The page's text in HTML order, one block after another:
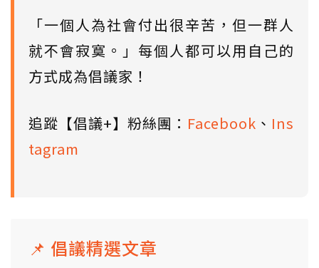
「一個人為社會付出很辛苦，但一群人
就不會寂寞。」每個人都可以用自己的
方式成為倡議家！
追蹤【倡議+】粉絲團： Facebook 、 Ins
tagram
📌 倡議精選文章